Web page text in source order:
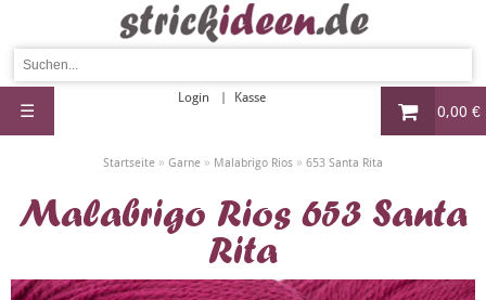
0,00 €
Login Kasse
☰
Startseite » Garne » Malabrigo Rios » 653 Santa Rita
Malabrigo Rios 653 Santa
Rita